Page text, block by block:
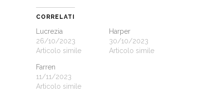
CORRELATI
Lucrezia
26/10/2023
Articolo simile
Harper
30/10/2023
Articolo simile
Farren
11/11/2023
Articolo simile